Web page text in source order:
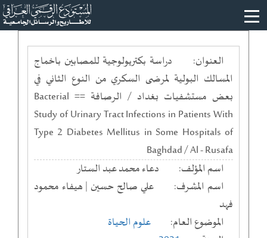
العنوان:
دراسة بكتريولوجية للمصابين باخماج
المسالك البولية لمرضى السكري من النوع الثاني في
بعض مستشفيات بغداد / الرصافة == Bacterial
Study of Urinary Tract Infections in Patients With
Type 2 Diabetes Mellitus in Some Hospitals of
Baghdad / Al - Rusafa
اسم المؤلف:
دعاء محمد عبد الستار
اسم المشرف:
علي صالح حسين | هيفاء محمود
فهد
الموضوع العام:
علوم الحياة